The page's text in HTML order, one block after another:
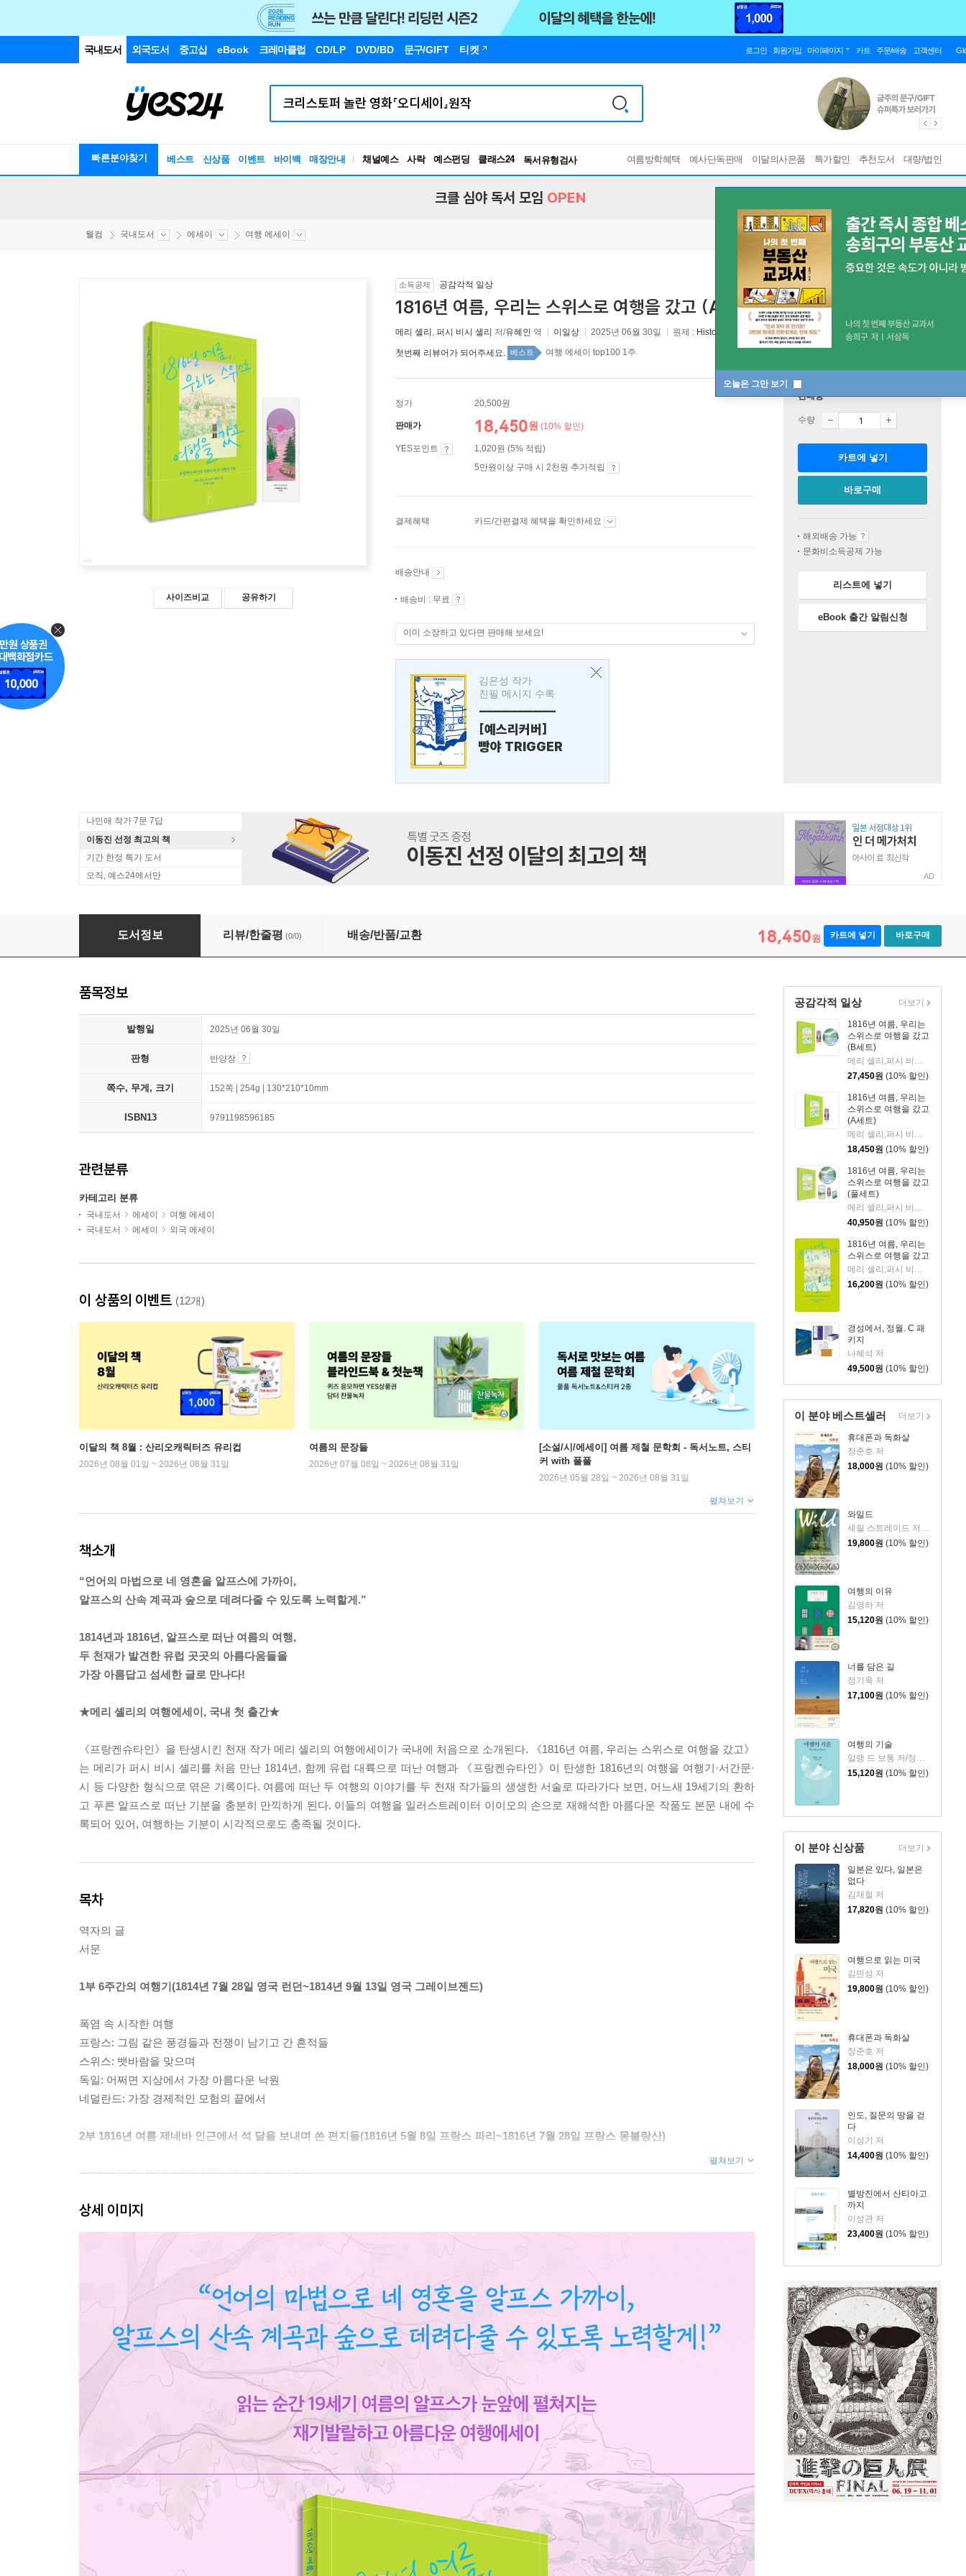
국내도서 외국도서 중고샵 eBook 크레마클럽 CD/LP DVD/BD 문구/GIFT 티켓 로그인 회원가입 마이페이지 카트 주문/배송 고객센터
빠른분야찾기 베스트 신상품 이벤트 바이백 매장안내 채널예스 사락 예스펀딩 클래스24
독서유형검사
RBTI Lab
여름방학혜택 예사단독판매 이달의사은품 특가할인 추천도서 대량/법인
오늘은 그만 보기
크클 심야 독서 모임 OPEN
웰컴 국내도서 에세이 여행 에세이
사이즈비교 공유하기
소득공제 공감각적 일상
1816년 여름, 우리는 스위스로 여행을 갔고 (A세트) 공감각적 일상
메리 셸리 , 퍼시 비시 셸리 저/유혜인 역 이일상 2025년 06월 30일 원제 : History of a Six Weeks’ Tour
첫번째 리뷰어가 되어주세요. 베스트 여행 에세이 top100 1주
정가 20,500원
판매가 18,450원 (10% 할인)
YES포인트
1,020원 (5% 적립)
5만원이상 구매 시 2천원 추가적립
결제혜택 카드/간편결제 혜택을 확인하세요
배송안내
배송비 : 무료
이미 소장하고 있다면 판매해 보세요!
김은성 작가
친필 메시지 수록
---------------
[예스리커버]
빵야 TRIGGER
판매중
수량
카트에 넣기
바로구매
해외배송 가능
문화비소득공제 가능
리스트에 넣기
eBook 출간 알림신청
나민애 작가 7문 7답
이동진 선정 최고의 책
기간 한정 특가 도서
오직, 예스24에서만
AD
1816년 여름, 우리는 스위스로 여행을 갔고 (A세트)
도서정보 리뷰/한줄평 (0/0) 배송/반품/교환 18,450원 카트에 넣기 바로구매
공감각적 일상
1816년 여름, 우리는
스위스로 여행을 갔고
(B세트)
메리 셸리,퍼시 비시 셸리 저/유혜인 역
27,450원 (10% 할인)
1816년 여름, 우리는
스위스로 여행을 갔고
(A세트)
메리 셸리,퍼시 비시 셸리 저/유혜인 역
18,450원 (10% 할인)
1816년 여름, 우리는
스위스로 여행을 갔고
(풀세트)
메리 셸리,퍼시 비시 셸리 저/유혜인 역
40,950원 (10% 할인)
1816년 여름, 우리는
스위스로 여행을 갔고
메리 셸리,퍼시 비시 셸리 저/유혜인 역
16,200원 (10% 할인)
경성에서, 정월. C 패
키지
나혜석 저
49,500원 (10% 할인)
더보기
이 분야 베스트셀러
휴대폰과 독화살
장준호 저
18,000원 (10% 할인)
와일드
셰릴 스트레이드 저/우진하 역
19,800원 (10% 할인)
여행의 이유
김영하 저
15,120원 (10% 할인)
너를 담은 길
정기욱 저
17,100원 (10% 할인)
여행의 기술
15,120원 (10% 할인)
더보기
이 분야 신상품
일본은 있다, 일본은
없다
김재철 저
17,820원 (10% 할인)
여행으로 읽는 미국
김민성 저
19,800원 (10% 할인)
휴대폰과 독화살
장준호 저
18,000원 (10% 할인)
인도, 질문의 땅을 걷
다
이성기 저
14,400원 (10% 할인)
별방진에서 산티아고
까지
이성관 저
23,400원 (10% 할인)
더보기
품목정보
발행일 2025년 06월 30일
판형 반양장
쪽수, 무게, 크기 152쪽 | 254g | 130*210*10mm
ISBN13 9791198596185
관련분류
카테고리 분류
국내도서 에세이
여행 에세이
국내도서
에세이 외국 에세이
이 상품의 이벤트 (12개)
이달의 책 8월 : 산리오캐릭터즈 유리컵
2026년 08월 01일 ~ 2026년 08월 31일
여름의 문장들
2026년 07월 08일 ~ 2026년 08월 31일
[소설/시/에세이] 여름 제철 문학회 - 독서노트, 스티
커 with 풀풀
2026년 05월 28일 ~ 2026년 08월 31일
펼쳐보기
책소개
“언어의 마법으로 네 영혼을 알프스에 가까이,
알프스의 산속 계곡과 숲으로 데려다줄 수 있도록 노력할게.”
1814년과 1816년, 알프스로 떠난 여름의 여행,
두 천재가 발견한 유럽 곳곳의 아름다움들을
가장 아름답고 섬세한 글로 만나다!
★메리 셸리의 여행에세이, 국내 첫 출간★
《프랑켄슈타인》을 탄생시킨 천재 작가 메리 셸리의 여행에세이가 국내에 처음으로 소개된다. 《1816년 여름, 우리는 스위스로 여행을 갔고》
는 메리가 퍼시 비시 셸리를 처음 만난 1814년, 함께 유럽 대륙으로 떠난 여행과 《프랑켄슈타인》이 탄생한 1816년의 여행을 여행기·서간문·
시 등 다양한 형식으로 엮은 기록이다. 여름에 떠난 두 여행의 이야기를 두 천재 작가들의 생생한 서술로 따라가다 보면, 어느새 19세기의 환하
고 푸른 알프스로 떠난 기분을 충분히 만끽하게 된다. 이들의 여행을 일러스트레이터 이이오의 손으로 재해석한 아름다운 작품도 본문 내에 수
록되어 있어, 여행하는 기분이 시각적으로도 충족될 것이다.
목차
역자의 글
서문
1부 6주간의 여행기(1814년 7월 28일 영국 런던~1814년 9월 13일 영국 그레이브젠드)
폭염 속 시작한 여행
프랑스: 그림 같은 풍경들과 전쟁이 남기고 간 흔적들
스위스: 뱃바람을 맞으며
독일: 어쩌면 지상에서 가장 아름다운 낙원
네덜란드: 가장 경제적인 모험의 끝에서
2부 1816년 여름 제네바 인근에서 석 달을 보내며 쓴 편지들(1816년 5월 8일 프랑스 파리~1816년 7월 28일 프랑스 몽블랑산)
첫 번째 편지, 1816년 5월 17일, 제네바에서, 메리.
세 번째 편지, 1816년 7월 12일, 제콜리니 인근에서, 퍼시.
네 번째 편지, 1816년 7월 22일, 샤모니에서, 퍼시.
『프랑켄슈타인』 서문
『프랑켄슈타인』 1831년 판 서문
『프랑켄슈타인』 초판 서문
펼쳐보기
상세 이미지